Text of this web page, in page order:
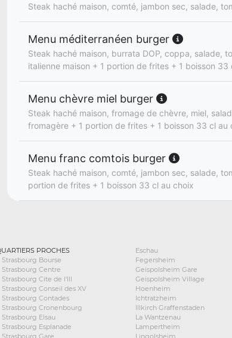
Steak haché maison, comté, jambon sec, salade,
Menu méditerranéen burger
Steak haché maison, burrata DOP, coppa, salade,
italienne maison + 1 portion de frites + 1 boisson 33
Menu chèvre miel burger
Steak haché maison, fromage de chèvre, miel,
fromagère + 1 portion de frites + 1 boisson 33 cl au
Menu franc comtois burger
Steak haché maison, comté, jambon sec, salade,
portion de frites + 1 boisson 33 cl au choix
PROCHES
Strasbourg Bourse
Strasbourg Centre
Strasbourg Cite de l'Ill
Strasbourg Conseil des XV
Strasbourg Contades
Strasbourg Cronenbourg
Strasbourg Elsau
Strasbourg Esplanade
Strasbourg Gare
Eschau
Fegersheim
Geispolsheim Gare
Geispolsheim Village
Hoenheim
Ichtratzheim
Illkirch Graffenstaden
La Wantzenau
Lampertheim
Lingolsheim